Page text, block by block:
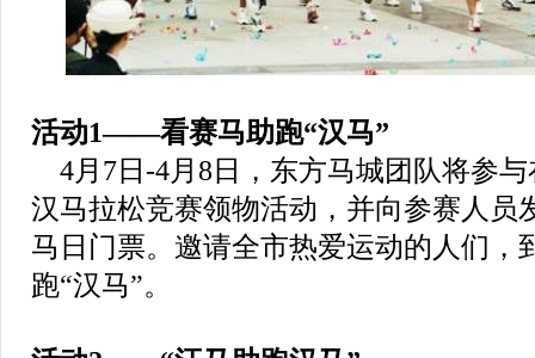
活动1——看赛马助跑“汉马”
4月7日-4月8日，东方马城团队将参
汉马拉松竞赛领物活动，并向参赛人员
马日门票。邀请全市热爱运动的人们，
跑“汉马”。